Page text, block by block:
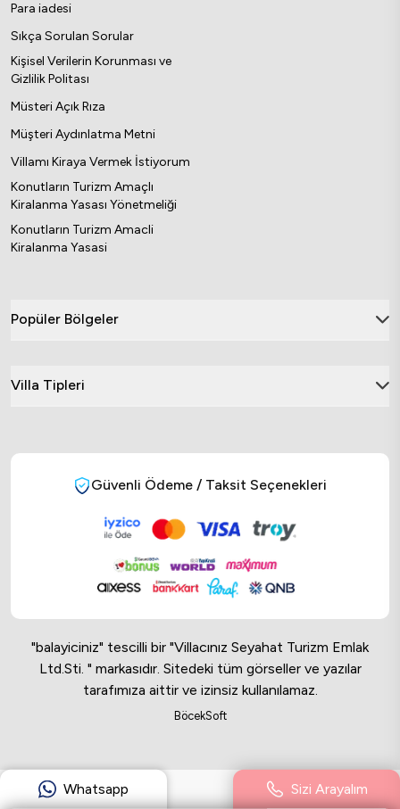
Para iadesi
Sıkça Sorulan Sorular
Kişisel Verilerin Korunması ve
Gizlilik Politası
Müsteri Açık Rıza
Müşteri Aydınlatma Metni
Villamı Kiraya Vermek İstiyorum
Konutların Turizm Amaçlı
Kiralanma Yasası Yönetmeliği
Konutların Turizm Amacli
Kiralanma Yasasi
Popüler Bölgeler
Villa Tipleri
Güvenli Ödeme / Taksit Seçenekleri
"balayiciniz" tescilli bir "Villacınız Seyahat Turizm Emlak
Ltd.Sti. " markasıdır. Sitedeki tüm görseller ve yazılar
tarafımıza aittir ve izinsiz kullanılamaz.
BöcekSoft
Whatsapp Sizi Arayalım